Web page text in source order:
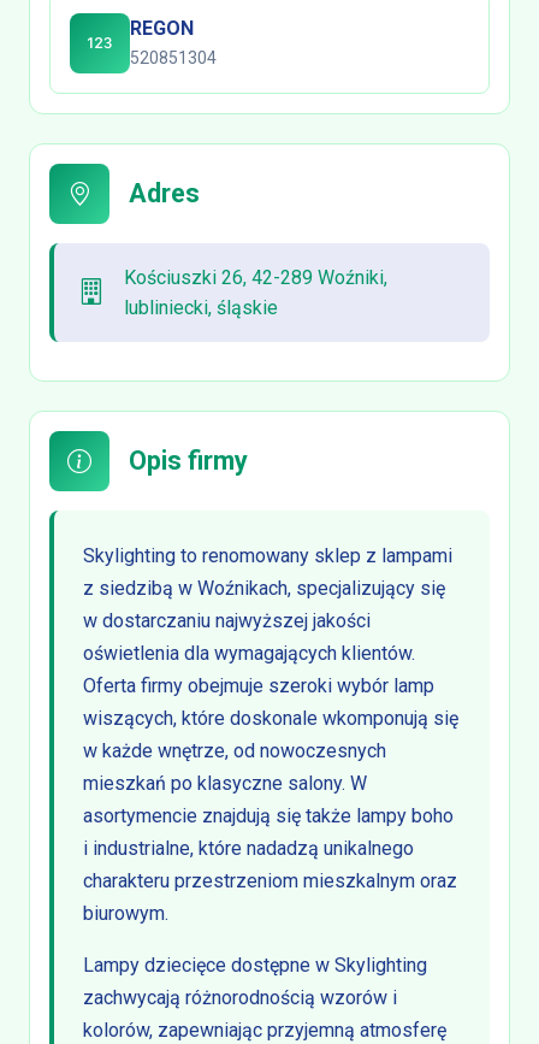
REGON
520851304
Adres
Kościuszki 26, 42-289 Woźniki,
lubliniecki, śląskie
Opis firmy
Skylighting to renomowany sklep z lampami
z siedzibą w Woźnikach, specjalizujący się
w dostarczaniu najwyższej jakości
oświetlenia dla wymagających klientów.
Oferta firmy obejmuje szeroki wybór lamp
wiszących, które doskonale wkomponują się
w każde wnętrze, od nowoczesnych
mieszkań po klasyczne salony. W
asortymencie znajdują się także lampy boho
i industrialne, które nadadzą unikalnego
charakteru przestrzeniom mieszkalnym oraz
biurowym.
Lampy dziecięce dostępne w Skylighting
zachwycają różnorodnością wzorów i
kolorów, zapewniając przyjemną atmosferę